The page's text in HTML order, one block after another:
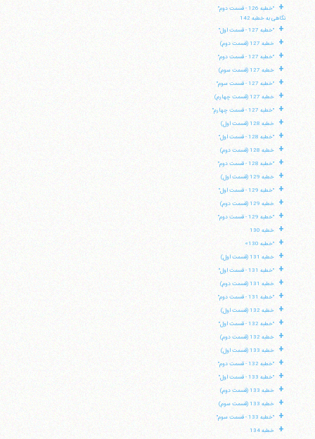
+
"خطبه 126 - قسمت دوم"
نگاهی به خطبه 142
+ "خطبه 127 - قسمت اول"
+ خطبه 127 (قسمت دوم)
+ "خطبه 127 - قسمت دوم"
+ خطبه 127 (قسمت سوم)
+ "خطبه 127 - قسمت سوم"
+ خطبه 127 (قسمت چهارم)
+ "خطبه 127 - قسمت چهارم"
+ خطبه 128 (قسمت اول)
+ "خطبه 128 - قسمت اول"
+ خطبه 128 (قسمت دوم)
+ "خطبه 128 - قسمت دوم"
+ خطبه 129 (قسمت اول)
+ "خطبه 129 - قسمت اول"
+ خطبه 129 (قسمت دوم)
+ "خطبه 129 - قسمت دوم"
+ خطبه 130
+ "خطبه 130»
+ خطبه 131 (قسمت اول)
+ "خطبه 131 - قسمت اول"
+ خطبه 131 (قسمت دوم)
+ "خطبه 131 - قسمت دوم"
+ خطبه 132 (قسمت اول)
+ "خطبه 132 - قسمت اول"
+ خطبه 132 (قسمت دوم)
+ خطبه 133 (قسمت اول)
+ "خطبه 132 - قسمت دوم"
+ "خطبه 133 - قسمت اول"
+ خطبه 133 (قسمت دوم)
+ خطبه 133 (قسمت سوم)
+ "خطبه 133 - قسمت سوم"
+ خطبه 134